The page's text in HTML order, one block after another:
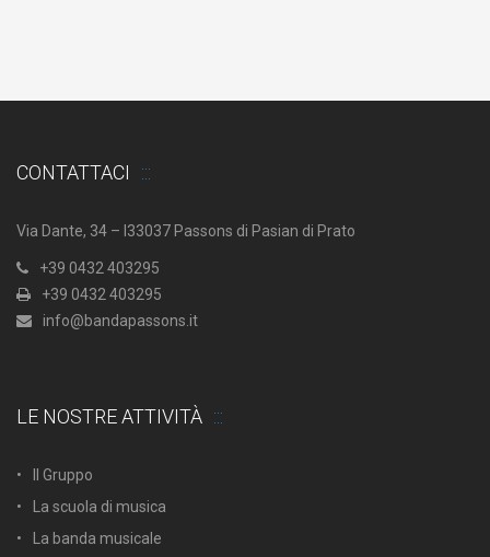
CONTATTACI
Via Dante, 34 – I33037 Passons di Pasian di Prato
+39 0432 403295
+39 0432 403295
info@bandapassons.it
LE NOSTRE ATTIVITÀ
Il Gruppo
La scuola di musica
La banda musicale